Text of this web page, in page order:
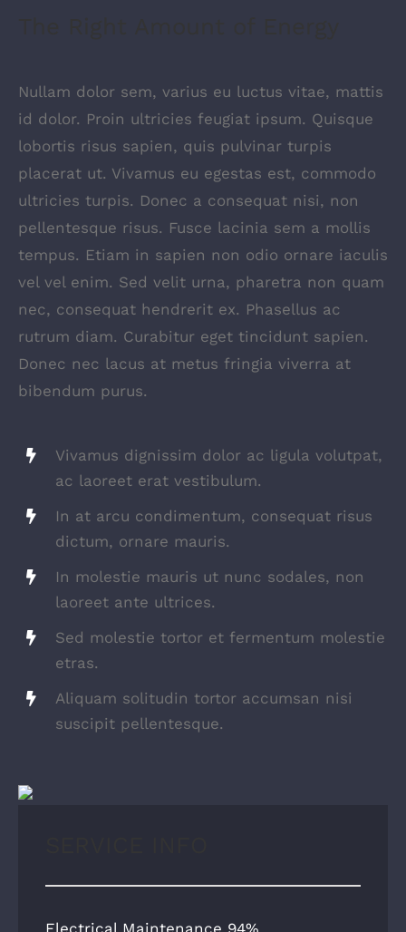
Nullam dolor sem, varius eu luctus vitae, mattis
id dolor. Proin ultricies feugiat ipsum. Quisque
lobortis risus sapien, quis pulvinar turpis
placerat ut. Vivamus eu egestas est, commodo
ultricies turpis. Donec a consequat nisi, non
pellentesque risus. Fusce lacinia sem a mollis
tempus. Etiam in sapien non odio ornare iaculis
vel vel enim. Sed velit urna, pharetra non quam
nec, consequat hendrerit ex. Phasellus ac
rutrum diam. Curabitur eget tincidunt sapien.
Donec nec lacus at metus fringia viverra at
bibendum purus.
Vivamus dignissim dolor ac ligula volutpat,
ac laoreet erat vestibulum.
In at arcu condimentum, consequat risus
dictum, ornare mauris.
In molestie mauris ut nunc sodales, non
laoreet ante ultrices.
Sed molestie tortor et fermentum molestie
etras.
Aliquam solitudin tortor accumsan nisi
suscipit pellentesque.
Electrical Maintenance 94%